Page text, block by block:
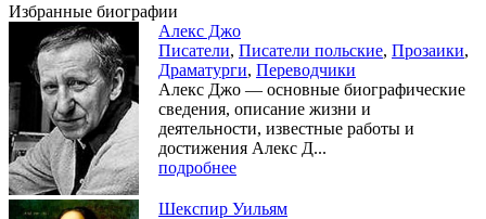
Избранные биографии
Алекс Джо
Писатели, Писатели польские, Прозаики,
Драматурги, Переводчики
Алекс Джо — основные биографические
сведения, описание жизни и
деятельности, известные работы и
достижения Алекс Д...
подробнее
Шекспир Уильям